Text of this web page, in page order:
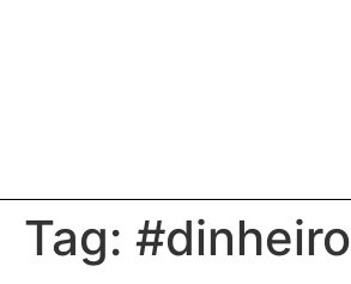
Tag: #dinheiro